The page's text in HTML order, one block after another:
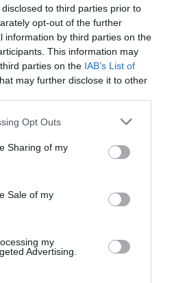
to third parties prior to
opt-out of the further
information by third parties on the
This information may
parties on the IAB’s List of
may further disclose it to other
Opt Outs
Sharing of my
Sale of my
my
Advertising.